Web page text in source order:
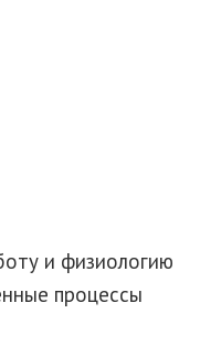
и физиологию
процессы